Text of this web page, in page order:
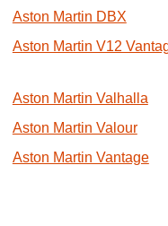
Aston Martin DBX
Aston Martin V12
Aston Martin Valhalla
Aston Martin Valour
Aston Martin Vantage